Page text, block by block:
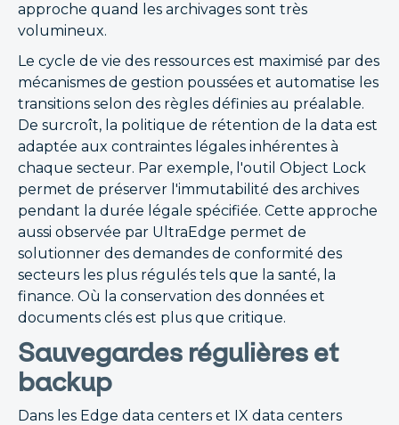
approche quand les archivages sont très
volumineux.
Le cycle de vie des ressources est maximisé par des
mécanismes de gestion poussées et automatise les
transitions selon des règles définies au préalable.
De surcroît, la politique de rétention de la data est
adaptée aux contraintes légales inhérentes à
chaque secteur. Par exemple, l'outil Object Lock
permet de préserver l'immutabilité des archives
pendant la durée légale spécifiée. Cette approche
aussi observée par UltraEdge permet de
solutionner des demandes de conformité des
secteurs les plus régulés tels que la santé, la
finance. Où la conservation des données et
documents clés est plus que critique.
Sauvegardes régulières et
backup
Dans les Edge data centers et IX data centers